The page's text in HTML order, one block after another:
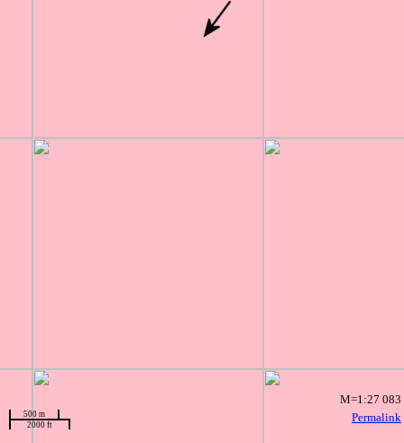
Permalink
500 m
2000 ft
M=1:27 083